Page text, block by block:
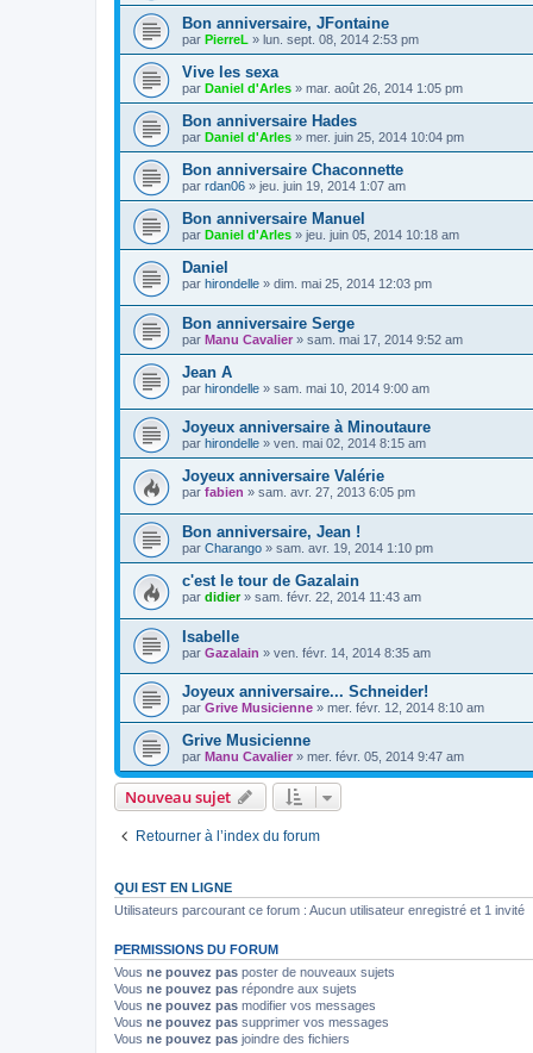
Bon anniversaire, JFontaine
par PierreL » lun. sept. 08, 2014 2:53 pm
Vive les sexa
par Daniel d'Arles » mar. août 26, 2014 1:05 pm
Bon anniversaire Hades
par Daniel d'Arles » mer. juin 25, 2014 10:04 pm
Bon anniversaire Chaconnette
par rdan06 » jeu. juin 19, 2014 1:07 am
Bon anniversaire Manuel
par Daniel d'Arles » jeu. juin 05, 2014 10:18 am
Daniel
par hirondelle » dim. mai 25, 2014 12:03 pm
Bon anniversaire Serge
par Manu Cavalier » sam. mai 17, 2014 9:52 am
Jean A
par hirondelle » sam. mai 10, 2014 9:00 am
Joyeux anniversaire à Minoutaure
par hirondelle » ven. mai 02, 2014 8:15 am
Joyeux anniversaire Valérie
par fabien » sam. avr. 27, 2013 6:05 pm
Bon anniversaire, Jean !
par Charango » sam. avr. 19, 2014 1:10 pm
c'est le tour de Gazalain
par didier» sam. févr. 22, 2014 11:43 am
Isabelle
par Gazalain » ven. févr. 14, 2014 8:35 am
Joyeux anniversaire... Schneider!
par Grive Musicienne » mer. févr. 12, 2014 8:10 am
Grive Musicienne
par Manu Cavalier » mer. févr. 05, 2014 9:47 am
Nouveau sujet
Retourner à l’index du forum
QUI EST EN LIGNE
Utilisateurs parcourant ce forum : Aucun utilisateur enregistré et 1 invité
PERMISSIONS DU FORUM
Vous ne pouvez pas poster de nouveaux sujets
Vous ne pouvez pas répondre aux sujets
Vous ne pouvez pas modifier vos messages
Vous ne pouvez pas supprimer vos messages
Vous ne pouvez pas joindre des fichiers